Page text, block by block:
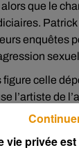
que le
enquêtes
celle
l’artiste de
âgée de 16
les débats
et de la place
vie privée